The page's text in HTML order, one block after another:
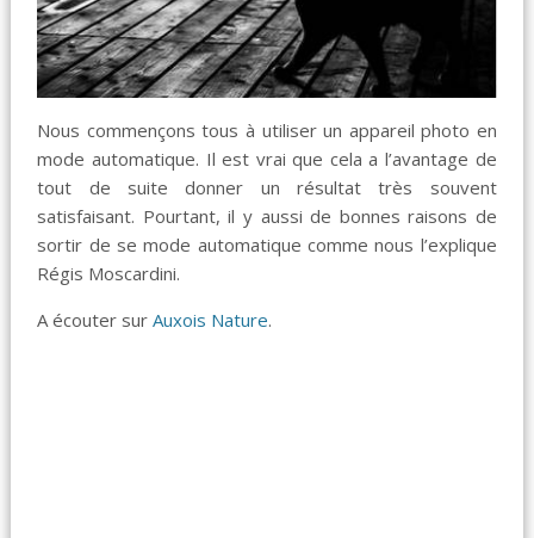
Nous commençons tous à utiliser un appareil photo en
mode automatique. Il est vrai que cela a l’avantage de
tout de suite donner un résultat très souvent
satisfaisant. Pourtant, il y aussi de bonnes raisons de
sortir de se mode automatique comme nous l’explique
Régis Moscardini.
A écouter surAuxois Nature.